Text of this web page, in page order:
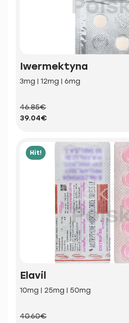
Iwermektyna
3mg | 12mg | 6mg
46.85€
39.04€
Hit!
Elavil
10mg | 25mg | 50mg
40.60€